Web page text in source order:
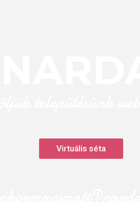
Virtuális séta